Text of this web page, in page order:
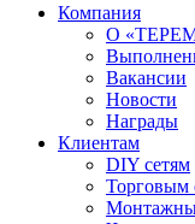
Компания
О
Вакансии
Новости
Награды
Клиентам
DIY сетям
Торговым